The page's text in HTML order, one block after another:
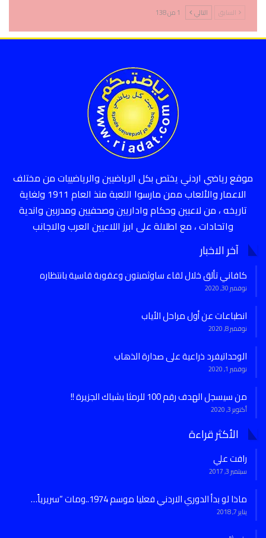
السابق التالي 1 من 138
موقع رياضي اردني يختص بكل الرياضيين والرياضييات من مختلف
الاعمار والألعاب ممن مارسوا اللعبة منذ العام 1911 ولغاية
تاريخه ، من لاعبين وحكام واداريين وصحفيين ومدربين واندية
واتحادات ، مع اطلالة على ابرز اللاعبين العرب والاجانب
آخر الاخبار
كافاني تألق خلال لقاء ساوثمبتون وعقوبة قاسية بانتظاره
نوفمبر 30, 2020
انطباعات عن أول مراحل الأياب
نوفمبر 8, 2020
الوحداتيفرد ذراعية على صدارة الذهاب
نوفمبر 1, 2020
من سيسجل الهدف رقم 100 للرمثا بشباك الجزيرة !!
أكتوبر 3, 2020
الأكثر قراءة
رافت علي
سبتمبر 3, 2017
ماذا لو بدأ الدوري الاردني فعليا موسم 1974..ومات “سريرياً…
يناير 7, 2018